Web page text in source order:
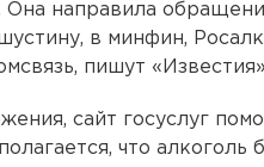
направила
в минфин,
пишут
сайт госуслуг
что алкоголь